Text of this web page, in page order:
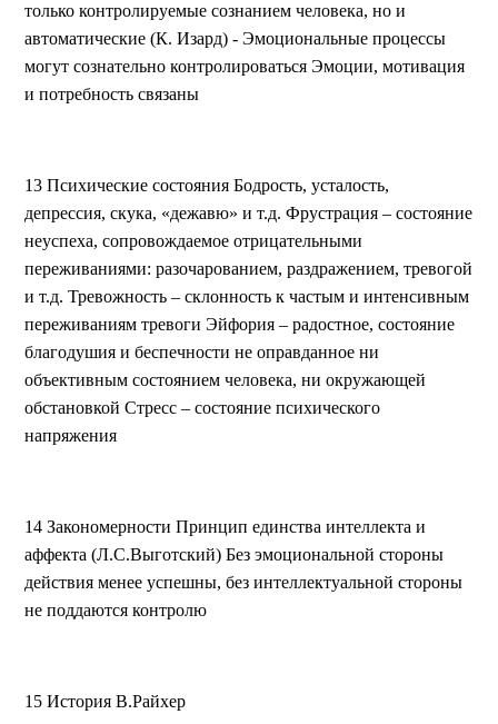
только контролируемые сознанием человека, но и
автоматические (К. Изард) - Эмоциональные процессы
могут сознательно контролироваться Эмоции, мотивация
и потребность связаны
13 Психические состояния Бодрость, усталость,
депрессия, скука, «дежавю» и т.д. Фрустрация – состояние
неуспеха, сопровождаемое отрицательными
переживаниями: разочарованием, раздражением, тревогой
и т.д. Тревожность – склонность к частым и интенсивным
переживаниям тревоги Эйфория – радостное, состояние
благодушия и беспечности не оправданное ни
объективным состоянием человека, ни окружающей
обстановкой Стресс – состояние психического
напряжения
14 Закономерности Принцип единства интеллекта и
аффекта (Л.С.Выготский) Без эмоциональной стороны
действия менее успешны, без интеллектуальной стороны
не поддаются контролю
15 История В.Райхер